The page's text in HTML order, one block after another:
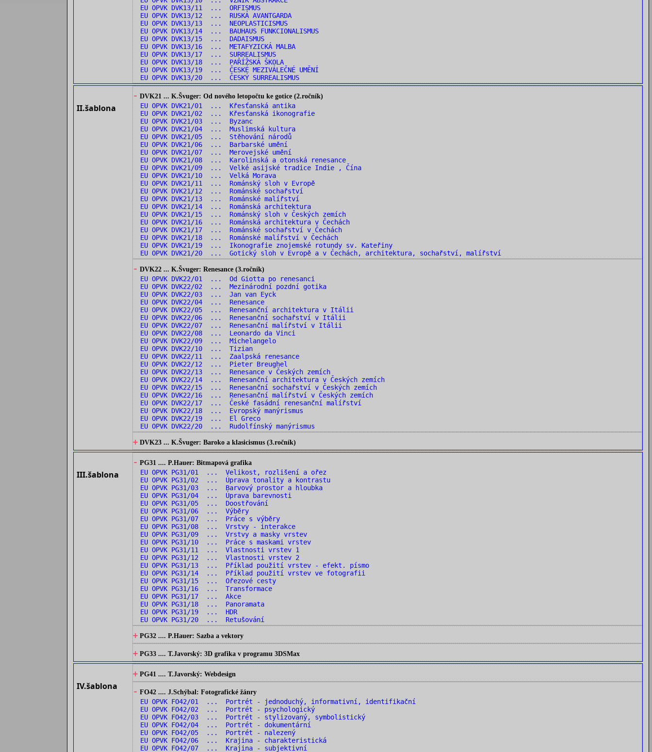
EU OPVK DVK13/11 ... ORFISMUS
EU OPVK DVK13/12 ... RUSKÁ AVANTGARDA
EU OPVK DVK13/13 ... NEOPLASTICISMUS
EU OPVK DVK13/14 ... BAUHAUS FUNKCIONALISMUS
EU OPVK DVK13/15 ... DADAISMUS
EU OPVK DVK13/16 ... METAFYZICKÁ MALBA
EU OPVK DVK13/17 ... SURREALISMUS
EU OPVK DVK13/18 ... PAŘÍŽSKÁ ŠKOLA
EU OPVK DVK13/19 ... ČESKÉ MEZIVÁLEČNÉ UMĚNÍ
EU OPVK DVK13/20 ... ČESKÝ SURREALISMUS
II.šablona
- DVK21 ... K.Švuger: Od nového letopočtu ke gotice (2.ročník)
EU OPVK DVK21/01 ... Křesťanská antika
EU OPVK DVK21/02 ... Křesťanská ikonografie
EU OPVK DVK21/03 ... Byzanc
EU OPVK DVK21/04 ... Muslimská kultura
EU OPVK DVK21/05 ... Stěhování národů
EU OPVK DVK21/06 ... Barbarské umění
EU OPVK DVK21/07 ... Merovejské umění
EU OPVK DVK21/08 ... Karolinská a otonská renesance
EU OPVK DVK21/09 ... Velké asijské tradice Indie , Čína
EU OPVK DVK21/10 ... Velká Morava
EU OPVK DVK21/11 ... Románský sloh v Evropě
EU OPVK DVK21/12 ... Románské sochařství
EU OPVK DVK21/13 ... Románské malířství
EU OPVK DVK21/14 ... Románská architektura
EU OPVK DVK21/15 ... Románský sloh v Českých zemích
EU OPVK DVK21/16 ... Románská architektura v Čechách
EU OPVK DVK21/17 ... Románské sochařství v Čechách
EU OPVK DVK21/18 ... Románské malířství v Čechách
EU OPVK DVK21/19 ... Ikonografie znojemské rotundy sv. Kateřiny
EU OPVK DVK21/20 ... Gotický sloh v Evropě a v Čechách, architektura, sochařství, malířství
- DVK22 ... K.Švuger: Renesance (3.ročník)
EU OPVK DVK22/01 ... Od Giotta po renesanci
EU OPVK DVK22/02 ... Mezinárodní pozdní gotika
EU OPVK DVK22/03 ... Jan van Eyck
EU OPVK DVK22/04 ... Renesance
EU OPVK DVK22/05 ... Renesanční architektura v Itálii
EU OPVK DVK22/06 ... Renesanční sochařství v Itálii
EU OPVK DVK22/07 ... Renesanční malířství v Itálii
EU OPVK DVK22/08 ... Leonardo da Vinci
EU OPVK DVK22/09 ... Michelangelo
EU OPVK DVK22/10 ... Tizian
EU OPVK DVK22/11 ... Zaalpská renesance
EU OPVK DVK22/12 ... Pieter Breughel
EU OPVK DVK22/13 ... Renesance v Českých zemích
EU OPVK DVK22/14 ... Renesanční architektura v Českých zemích
EU OPVK DVK22/15 ... Renesanční sochařství v Českých zemích
EU OPVK DVK22/16 ... Renesanční malířství v Českých zemích
EU OPVK DVK22/17 ... České fasádní renesanční malířství
EU OPVK DVK22/18 ... Evropský manýrismus
EU OPVK DVK22/19 ... El Greco
EU OPVK DVK22/20 ... Rudolfínský manýrismus
+ DVK23 ... K.Švuger: Baroko a klasicismus (3.ročník)
III.šablona
- PG31 .... P.Hauer: Bitmapová grafika
EU OPVK PG31/01 ... Velikost, rozlišení a ořez
EU OPVK PG31/02 ... Úprava tonality a kontrastu
EU OPVK PG31/03 ... Barvový prostor a hloubka
EU OPVK PG31/04 ... Úprava barevnosti
EU OPVK PG31/05 ... Doostřování
EU OPVK PG31/06 ... Výběry
EU OPVK PG31/07 ... Práce s výběry
EU OPVK PG31/08 ... Vrstvy - interakce
EU OPVK PG31/09 ... Vrstvy a masky vrstev
EU OPVK PG31/10 ... Práce s maskami vrstev
EU OPVK PG31/11 ... Vlastnosti vrstev 1
EU OPVK PG31/12 ... Vlastnosti vrstev 2
EU OPVK PG31/13 ... Příklad použití vrstev - efekt. písmo
EU OPVK PG31/14 ... Příklad použití vrstev ve fotografii
EU OPVK PG31/15 ... Ořezové cesty
EU OPVK PG31/16 ... Transformace
EU OPVK PG31/17 ... Akce
EU OPVK PG31/18 ... Panoramata
EU OPVK PG31/19 ... HDR
EU OPVK PG31/20 ... Retušování
+ PG32 .... P.Hauer: Sazba a vektory
+ PG33 .... T.Javorský: 3D grafika v programu 3DSMax
IV.šablona
+ PG41 .... T.Javorský: Webdesign
- FO42 .... J.Schýbal: Fotografické žánry
EU OPVK FO42/01 ... Portrét - jednoduchý, informativní, identifikační
EU OPVK FO42/02 ... Portrét - psychologický
EU OPVK FO42/03 ... Portrét - stylizovaný, symbolistický
EU OPVK FO42/04 ... Portrét - dokumentární
EU OPVK FO42/05 ... Portrét - nalezený
EU OPVK FO42/06 ... Krajina - charakteristická
EU OPVK FO42/07 ... Krajina - subjektivní